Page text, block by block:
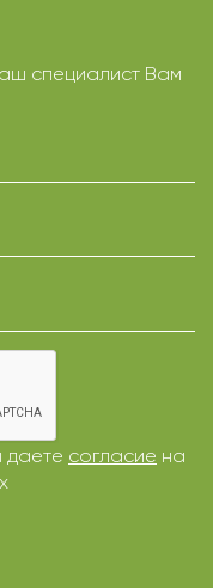
специалист Вам
даете согласие на